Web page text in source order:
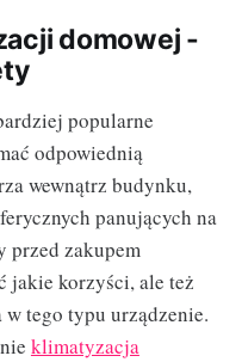
domowej -
popularne
odpowiednią
wewnątrz budynku,
panujących na
przed zakupem
jakie korzyści, ale też
w tego typu urządzenie.
klimatyzacja